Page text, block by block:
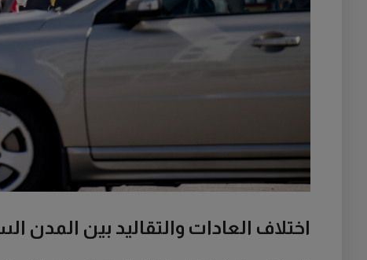
اختلاف العادات والتقاليد بين المدن